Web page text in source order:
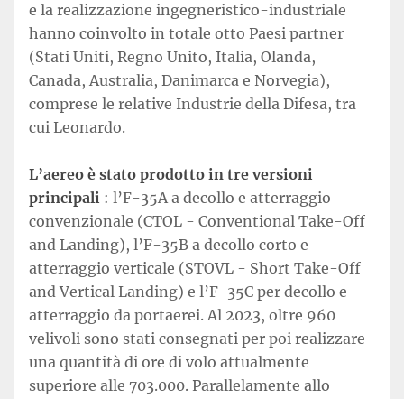
e la realizzazione ingegneristico-industriale
hanno coinvolto in totale otto Paesi partner
(Stati Uniti, Regno Unito, Italia, Olanda,
Canada, Australia, Danimarca e Norvegia),
comprese le relative Industrie della Difesa, tra
cui Leonardo.
L’aereo è stato prodotto in tre versioni
principali : l’F-35A a decollo e atterraggio
convenzionale (CTOL - Conventional Take-Off
and Landing), l’F-35B a decollo corto e
atterraggio verticale (STOVL - Short Take-Off
and Vertical Landing) e l’F-35C per decollo e
atterraggio da portaerei. Al 2023, oltre 960
velivoli sono stati consegnati per poi realizzare
una quantità di ore di volo attualmente
superiore alle 703.000. Parallelamente allo